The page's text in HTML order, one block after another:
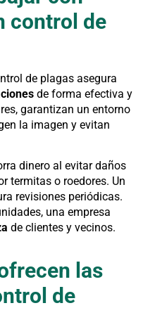
control de
de plagas asegura
de forma efectiva y
garantizan un entorno
la imagen y evitan
dinero al evitar daños
termitas o roedores. Un
revisiones periódicas.
una empresa
de clientes y vecinos.
las
de